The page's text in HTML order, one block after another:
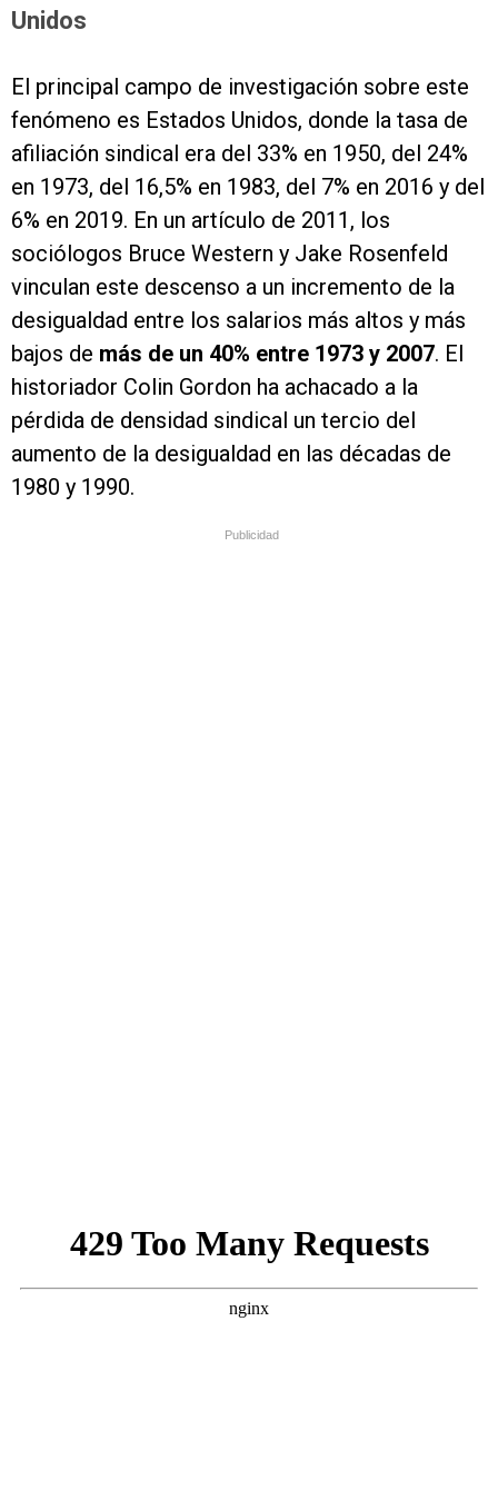
Unidos
El principal campo de investigación sobre este
fenómeno es Estados Unidos, donde la tasa de
afiliación sindical era del 33% en 1950, del 24%
en 1973, del 16,5% en 1983, del 7% en 2016 y del
6% en 2019. En un artículo de 2011, los
sociólogos Bruce Western y Jake Rosenfeld
vinculan este descenso a un incremento de la
desigualdad entre los salarios más altos y más
bajos de más de un 40% entre 1973 y 2007. El
historiador Colin Gordon ha achacado a la
pérdida de densidad sindical un tercio del
aumento de la desigualdad en las décadas de
1980 y 1990.
Publicidad